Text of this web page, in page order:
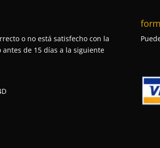
o no está satisfecho con la
de 15 días a la siguiente